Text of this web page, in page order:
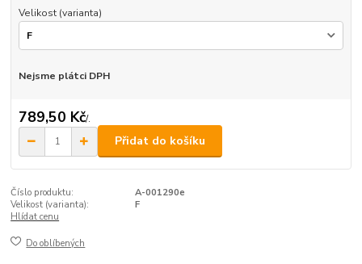
Velikost (varianta)
Nejsme plátci DPH
789,50 Kč/.
Přidat do košíku
Číslo produktu:
A-001290e
Velikost (varianta):
F
Hlídat cenu
Do oblíbených